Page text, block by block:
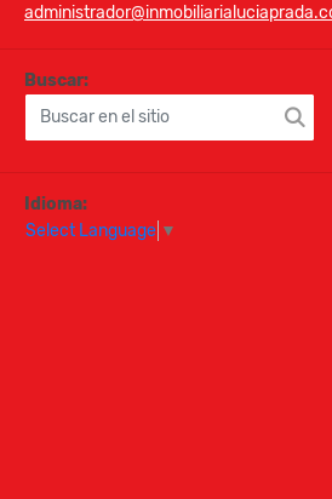
Buscar:
Idioma:
Select Language ▼